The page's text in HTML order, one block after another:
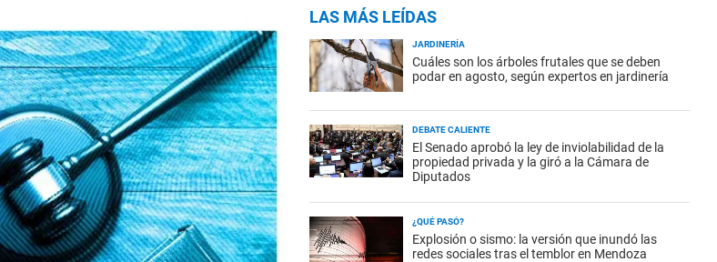
LAS MÁS LEÍDAS
JARDINERÍA
Cuáles son los árboles frutales que se deben
podar en agosto, según expertos en jardinería
DEBATE CALIENTE
El Senado aprobó la ley de inviolabilidad de la
propiedad privada y la giró a la Cámara de
Diputados
¿QUÉ PASÓ?
Explosión o sismo: la versión que inundó las
redes sociales tras el temblor en Mendoza